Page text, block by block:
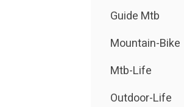
Guide Mtb
Mountain-Bike
Mtb-Life
Outdoor-Life